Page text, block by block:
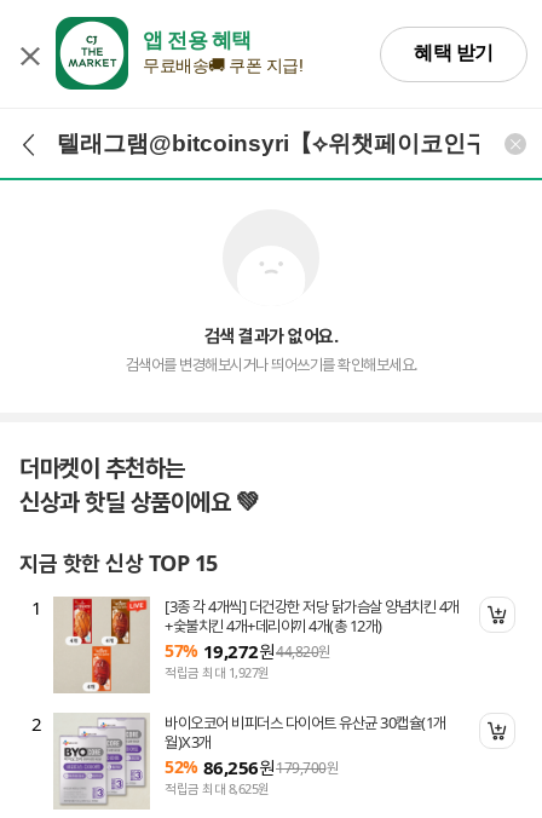
앱 전용 혜택
무료배송🚚 쿠폰 지급!
혜택 받기
검색어 입력 검
검색 결과가 없어요.
검색어를 변경해보시거나 띄어쓰기를 확인해보세요.
더마켓이 추천하는
신상과 핫딜 상품이에요 💚
지금 핫한 신상 TOP 15
담기
담기
1
[3종 각 4개씩] 더건강한 저당 닭가슴살 양념치킨 4개
+숯불치킨 4개+데리야끼 4개(총 12개)
57% 19,272원44,820원
적립금 최대 1,927원
2
바이오코어 비피더스 다이어트 유산균 30캡슐(1개
월)X3개
52% 86,256원179,700원
적립금 최대 8,625원